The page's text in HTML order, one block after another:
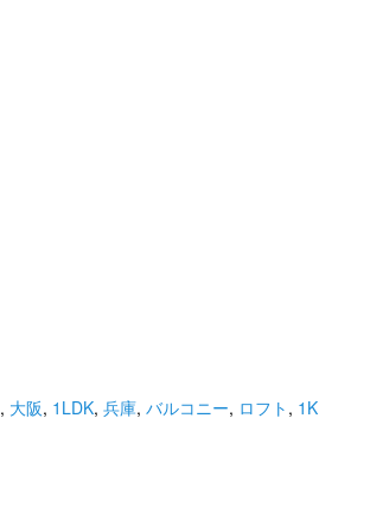
, 大阪, 1LDK, 兵庫, バルコニー, ロフト , 1K